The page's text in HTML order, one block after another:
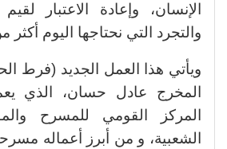
الإنسان، وإعادة الاعتبار
والتجرد التي نحتاجها اليوم
ويأتي هذا العمل الجديد (فرط
المخرج عادل حسان، الذي
المركز القومي للمسرح
الشعبية، و من أبرز أعماله